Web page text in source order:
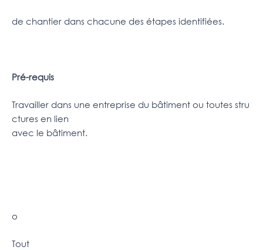
de chantier dans chacune des étapes identifiées.
Pré-requis
Travailler dans une entreprise du bâtiment ou toutes stru
ctures en lien
avec le bâtiment.
o
Tout